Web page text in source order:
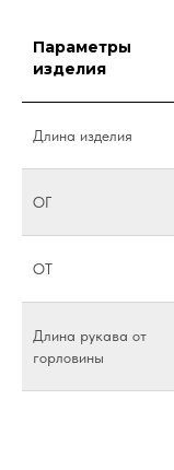
Параметры
изделия
Длина изделия
ОГ
ОТ
Длина рукава от
горловины